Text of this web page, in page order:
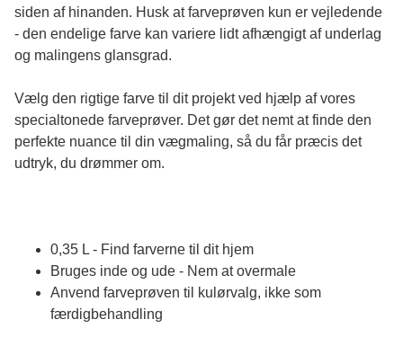
siden af hinanden. Husk at farveprøven kun er vejledende
- den endelige farve kan variere lidt afhængigt af underlag
og malingens glansgrad.
Vælg den rigtige farve til dit projekt ved hjælp af vores
specialtonede farveprøver. Det gør det nemt at finde den
perfekte nuance til din vægmaling, så du får præcis det
udtryk, du drømmer om.
0,35 L - Find farverne til dit hjem
Bruges inde og ude - Nem at overmale
Anvend farveprøven til kulørvalg, ikke som
færdigbehandling